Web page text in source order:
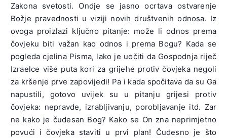
Zakona svetosti. Ondje se jasno ocrtava ostvarenje
Božje pravednosti u viziji novih društvenih odnosa. Iz
ovoga proizlazi ključno pitanje: može li odnos prema
čovjeku biti važan kao odnos i prema Bogu? Kada se
pogleda cjelina Pisma, lako je uočiti da Gospodnja riječ
Izraelce više puta kori za grijehe protiv čovjeka negoli
za kršenje prve zapovijedi! Pa i kada spočitava da su Ga
napustili, gotovo uvijek su u pitanju grijesi protiv
čovjeka: nepravde, izrabljivanju, porobljavanje itd. Zar
ne kako je čudesan Bog? Kako se On zna neprimjetno
povući i čovjeka staviti u prvi plan! Čudesno je što